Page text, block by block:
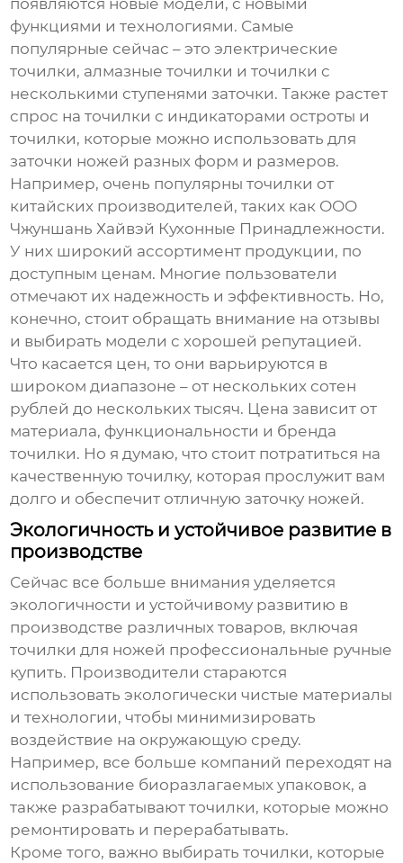
появляются новые модели, с новыми
функциями и технологиями. Самые
популярные сейчас – это электрические
точилки, алмазные точилки и точилки с
несколькими ступенями заточки. Также растет
спрос на точилки с индикаторами остроты и
точилки, которые можно использовать для
заточки ножей разных форм и размеров.
Например, очень популярны точилки от
китайских производителей, таких как ООО
Чжуншань Хайвэй Кухонные Принадлежности.
У них широкий ассортимент продукции, по
доступным ценам. Многие пользователи
отмечают их надежность и эффективность. Но,
конечно, стоит обращать внимание на отзывы
и выбирать модели с хорошей репутацией.
Что касается цен, то они варьируются в
широком диапазоне – от нескольких сотен
рублей до нескольких тысяч. Цена зависит от
материала, функциональности и бренда
точилки. Но я думаю, что стоит потратиться на
качественную точилку, которая прослужит вам
долго и обеспечит отличную заточку ножей.
Экологичность и устойчивое развитие в
производстве
Сейчас все больше внимания уделяется
экологичности и устойчивому развитию в
производстве различных товаров, включая
точилки для ножей профессиональные ручные
купить. Производители стараются
использовать экологически чистые материалы
и технологии, чтобы минимизировать
воздействие на окружающую среду.
Например, все больше компаний переходят на
использование биоразлагаемых упаковок, а
также разрабатывают точилки, которые можно
ремонтировать и перерабатывать.
Кроме того, важно выбирать точилки, которые